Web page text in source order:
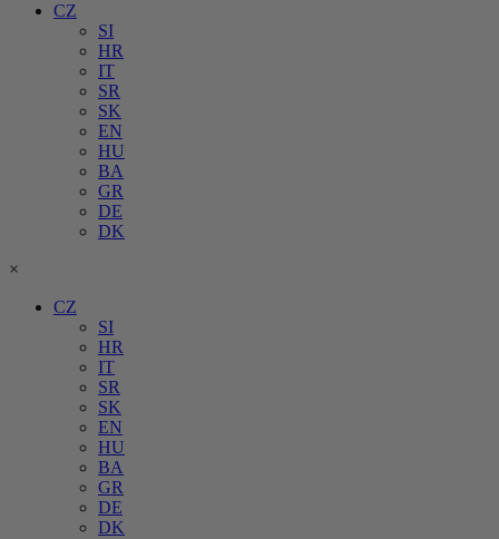
CZ
SI
HR
IT
SR
SK
EN
HU
BA
GR
DE
DK
×
CZ
SI
HR
IT
SR
SK
EN
HU
BA
GR
DE
DK